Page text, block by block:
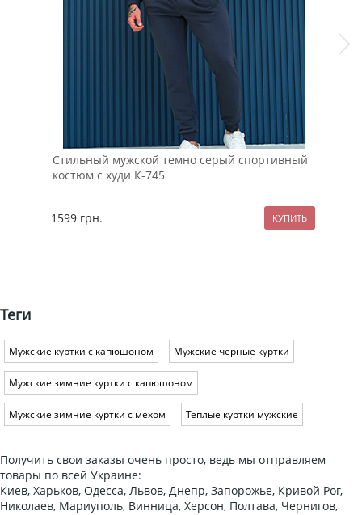
Стильный мужской темно серый спортивный
костюм с худи К-745
1599 грн.
Теги
Мужские куртки с капюшоном Мужские черные куртки
Мужские зимние куртки с капюшоном
Мужские зимние куртки с мехом Теплые куртки мужские
Получить свои заказы очень просто, ведь мы отправляем
товары по всей Украине:
Киев, Харьков, Одесса, Львов, Днепр, Запорожье, Кривой Рог,
Николаев, Мариуполь, Винница, Херсон, Полтава, Чернигов,